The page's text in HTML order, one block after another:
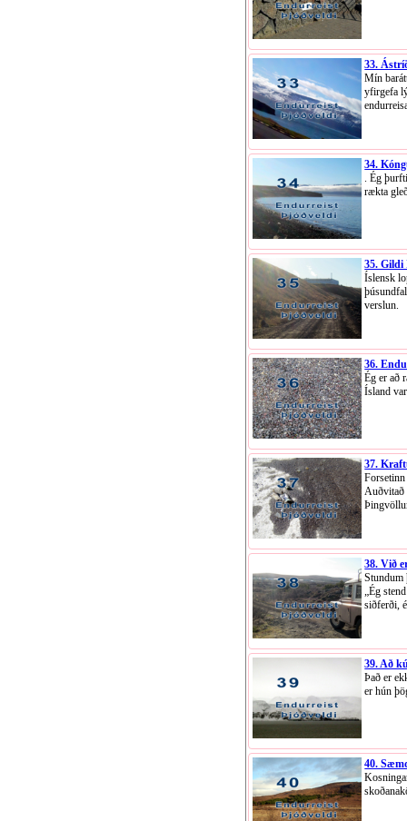
33.
Mín
yfirgefa
34.
. Ég
rækta
35. Gildi
Íslensk
verslun.
36.
Ég er að
Ísland
37.
Auðvitað
38. Við
Stundum
„Ég
siðferði,
39. Að
Það er
er hún
40.